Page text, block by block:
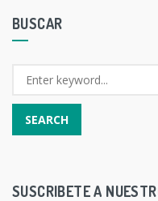
BUSCAR
SUSCRIBETE A